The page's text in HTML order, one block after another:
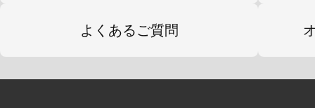
よくあるご質問